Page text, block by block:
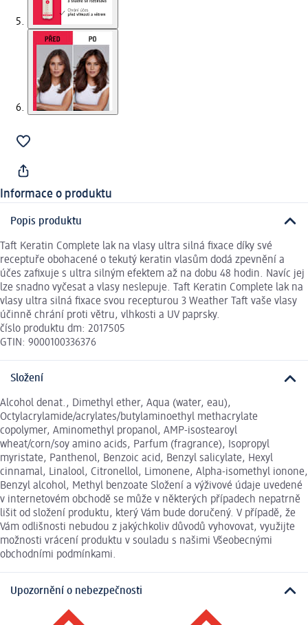
Informace o produktu
Popis produktu
Taft Keratin Complete lak na vlasy ultra silná fixace díky své
receptuře obohacené o tekutý keratin vlasům dodá zpevnění a
účes zafixuje s ultra silným efektem až na dobu 48 hodin. Navíc jej
lze snadno vyčesat a vlasy neslepuje. Taft Keratin Complete lak na
vlasy ultra silná fixace svou recepturou 3 Weather Taft vaše vlasy
účinně chrání proti větru, vlhkosti a UV paprsky.
číslo produktu dm: 2017505
GTIN: 9000100336376
Složení
Alcohol denat., Dimethyl ether, Aqua (water, eau),
Octylacrylamide/acrylates/butylaminoethyl methacrylate
copolymer, Aminomethyl propanol, AMP-isostearoyl
wheat/corn/soy amino acids, Parfum (fragrance), Isopropyl
myristate, Panthenol, Benzoic acid, Benzyl salicylate, Hexyl
cinnamal, Linalool, Citronellol, Limonene, Alpha-isomethyl ionone,
Benzyl alcohol, Methyl benzoate Složení a výživové údaje uvedené
v internetovém obchodě se může v některých případech nepatrně
lišit od složení produktu, který Vám bude doručený. V případě, že
Vám odlišnosti nebudou z jakýchkoliv důvodů vyhovovat, využijte
možnosti vrácení produktu v souladu s našimi Všeobecnými
obchodními podmínkami.
Upozornění o nebezpečnosti